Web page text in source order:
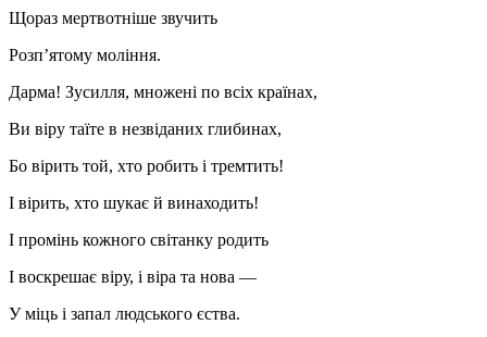
Щораз мертвотніше звучить
Розп’ятому моління.
Дарма! Зусилля, множені по всіх країнах,
Ви віру таїте в незвіданих глибинах,
Бо вірить той, хто робить і тремтить!
I вірить, хто шукає й винаходить!
I промінь кожного світанку родить
I воскрешає віру, і віра та нова —
У міць і запал людського єства.